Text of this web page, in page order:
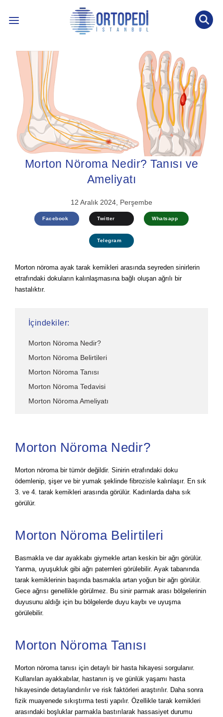
INTERNATIONAL PATIENT
ÖNE ÇIKAN KONULAR ↓
BLOG YAZILARI
ÖN TANI TESTİ
Morton Nöroma Nedir? Tanısı ve
Ameliyatı
12 Aralık 2024, Perşembe
Facebook Twitter Whatsapp
Telegram
Morton nöroma ayak tarak kemikleri arasında seyreden sinirlerin
etrafındaki dokuların kalınlaşmasına bağlı oluşan ağrılı bir
hastalıktır.
İçindekiler:
Morton Nöroma Nedir?
Morton Nöroma Belirtileri
Morton Nöroma Tanısı
Morton Nöroma Tedavisi
Morton Nöroma Ameliyatı
Morton Nöroma Nedir?
Morton nöroma bir tümör değildir. Sinirin etrafındaki doku
ödemlenip, şişer ve bir yumak şeklinde fibrozisle kalınlaşır. En sık
3. ve 4. tarak kemikleri arasında görülür. Kadınlarda daha sık
görülür.
Morton Nöroma Belirtileri
Basmakla ve dar ayakkabı giymekle artan keskin bir ağrı görülür.
Yanma, uyuşukluk gibi ağrı paternleri görülebilir. Ayak tabanında
tarak kemiklerinin başında basmakla artan yoğun bir ağrı görülür.
Gece ağrısı genellikle görülmez. Bu sinir parmak arası bölgelerinin
duyusunu aldığı için bu bölgelerde duyu kaybı ve uyuşma
görülebilir.
Morton Nöroma Tanısı
Morton nöroma tanısı için detaylı bir hasta hikayesi sorgulanır.
Kullanılan ayakkabılar, hastanın iş ve günlük yaşamı hasta
hikayesinde detaylandırılır ve risk faktörleri araştırılır. Daha sonra
fizik muayenede sıkıştırma testi yapılır. Özellikle tarak kemikleri
arasındaki boşluklar parmakla bastırılarak hassasiyet durumu